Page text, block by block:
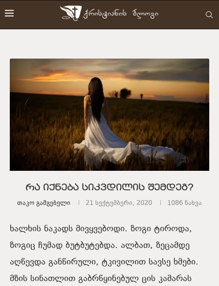
რა იქნება სიკვდილის შემდეგ?
Თაკო Გამგებელი 21 სექტემბერი, 2020 1086 ნახვა
ხალხის ნაკადს მივყვებოდი. ზოგი ტიროდა,
ზოგიც ჩუმად ბუტბუტებდა. ალბათ, ზეცამდე
აღწევდა განწირული, ტკივილით სავსე ხმები.
მზის სინათლით გაბრწყინებულ ცის კამარას